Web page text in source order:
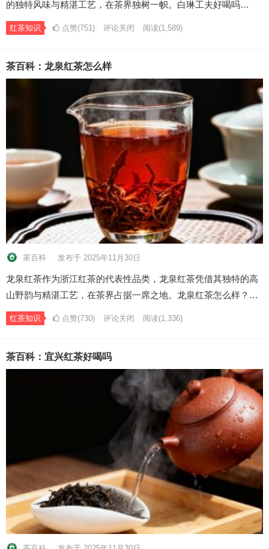
的独特风味与精湛工艺，在茶界独树一帜。白琳工夫好喝吗…
红茶知识 点赞(751) 评论关闭 阅读(1,589)
茶百科：龙泉红茶怎么样
茶百科 发布于 2025年11月30日
龙泉红茶作为浙江红茶的代表性品类，龙泉红茶凭借其独特的高
山野韵与精湛工艺，在茶界占据一席之地。龙泉红茶怎么样？…
红茶知识 点赞(730) 评论关闭 阅读(1,336)
茶百科：宜兴红茶好喝吗